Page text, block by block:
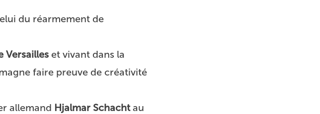
du réarmement de
Versailles et vivant dans la
faire preuve de créativité
allemand Hjalmar Schachtau